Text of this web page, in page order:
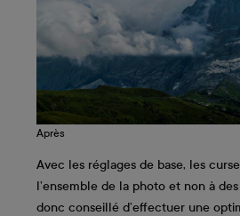
Après
Avec les réglages de base, les
l’ensemble de la photo et non à
donc conseillé d’effectuer une